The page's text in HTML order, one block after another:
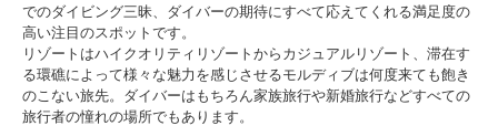
でのダイビング三昧、ダイバーの期待にすべて応えてくれる満足度の
高い注目のスポットです。
リゾートはハイクオリティリゾートからカジュアルリゾート、滞在す
る環礁によって様々な魅力を感じさせるモルディブは何度来ても飽き
のこない旅先。ダイバーはもちろん家族旅行や新婚旅行などすべての
旅行者の憧れの場所でもあります。